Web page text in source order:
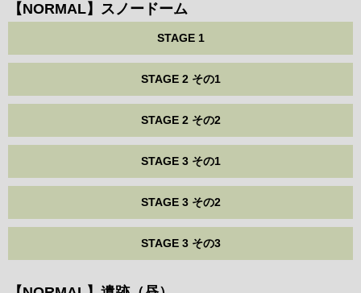
【NORMAL】スノードーム
STAGE 1
STAGE 2 その1
STAGE 2 その2
STAGE 3 その1
STAGE 3 その2
STAGE 3 その3